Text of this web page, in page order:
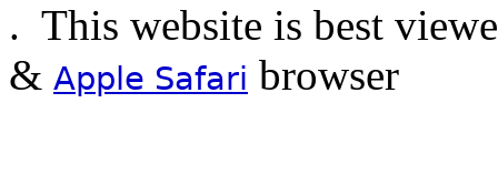
. This website is best
& Apple Safari browser